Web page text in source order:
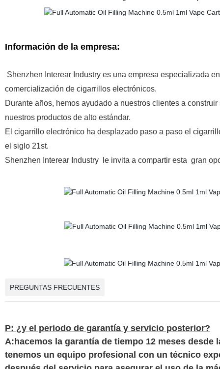
Información de la empresa:
Shenzhen Interear Industry es una empresa especializada
comercialización de cigarrillos electrónicos.
Durante años, hemos ayudado a nuestros clientes a
nuestros productos de alto estándar.
El cigarrillo electrónico ha desplazado paso a paso el
el siglo 21st.
Shenzhen Interear Industry
le invita a compartir esta gran
PREGUNTAS FRECUENTES
P: ¿y el periodo de garantía y servicio posterior?
A:hacemos la garantía de tiempo 12 meses
tenemos un equipo profesional con un técnico